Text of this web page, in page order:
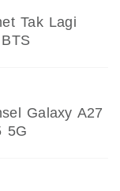
Tak Lagi
Galaxy A27
5G